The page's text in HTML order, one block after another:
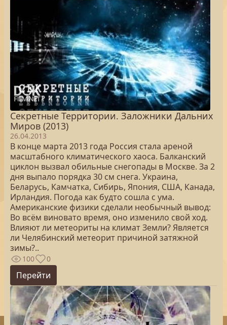
Секретные Территории. Заложники Дальних
Миров (2013)
26.04.2013
В конце марта 2013 года Россия стала ареной
масштабного климатического хаоса. Балканский
циклон вызвал обильные снегопады в Москве. За 2
дня выпало порядка 30 см снега. Украина,
Беларусь, Камчатка, Сибирь, Япония, США, Канада,
Ирландия. Погода как будто сошла с ума.
Американские физики сделали необычный вывод:
Во всём виновато время, оно изменило свой ход.
Влияют ли метеориты на климат Земли? Является
ли Челябинский метеорит причиной затяжной
зимы?..
100 0
Перейти